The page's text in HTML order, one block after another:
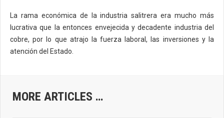
La rama económica de la industria salitrera era mucho más
lucrativa que la entonces envejecida y decadente industria del
cobre, por lo que atrajo la fuerza laboral, las inversiones y la
atención del Estado.
MORE ARTICLES …